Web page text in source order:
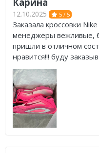
12.10.2025 5 / 5
Заказала кроссовки
менеджеры вежливые,
пришли в отличном
нравится!!! буду